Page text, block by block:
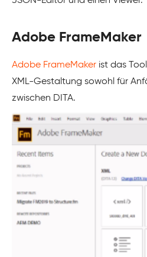
Adobe FrameMaker
Adobe FrameMaker ist das
XML-Gestaltung sowohl für
zwischen DITA.